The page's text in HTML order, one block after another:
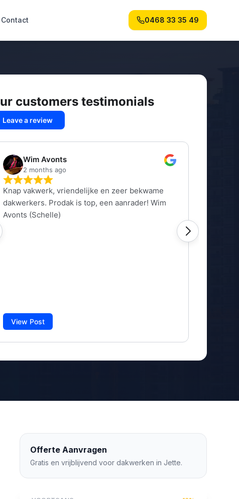
Contact 0468 33 35 49
Offerte Aanvragen
Gratis en vrijblijvend voor dakwerken in Jette.